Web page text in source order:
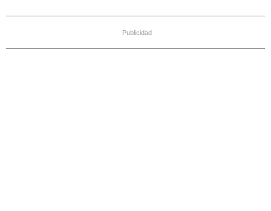
Publicidad